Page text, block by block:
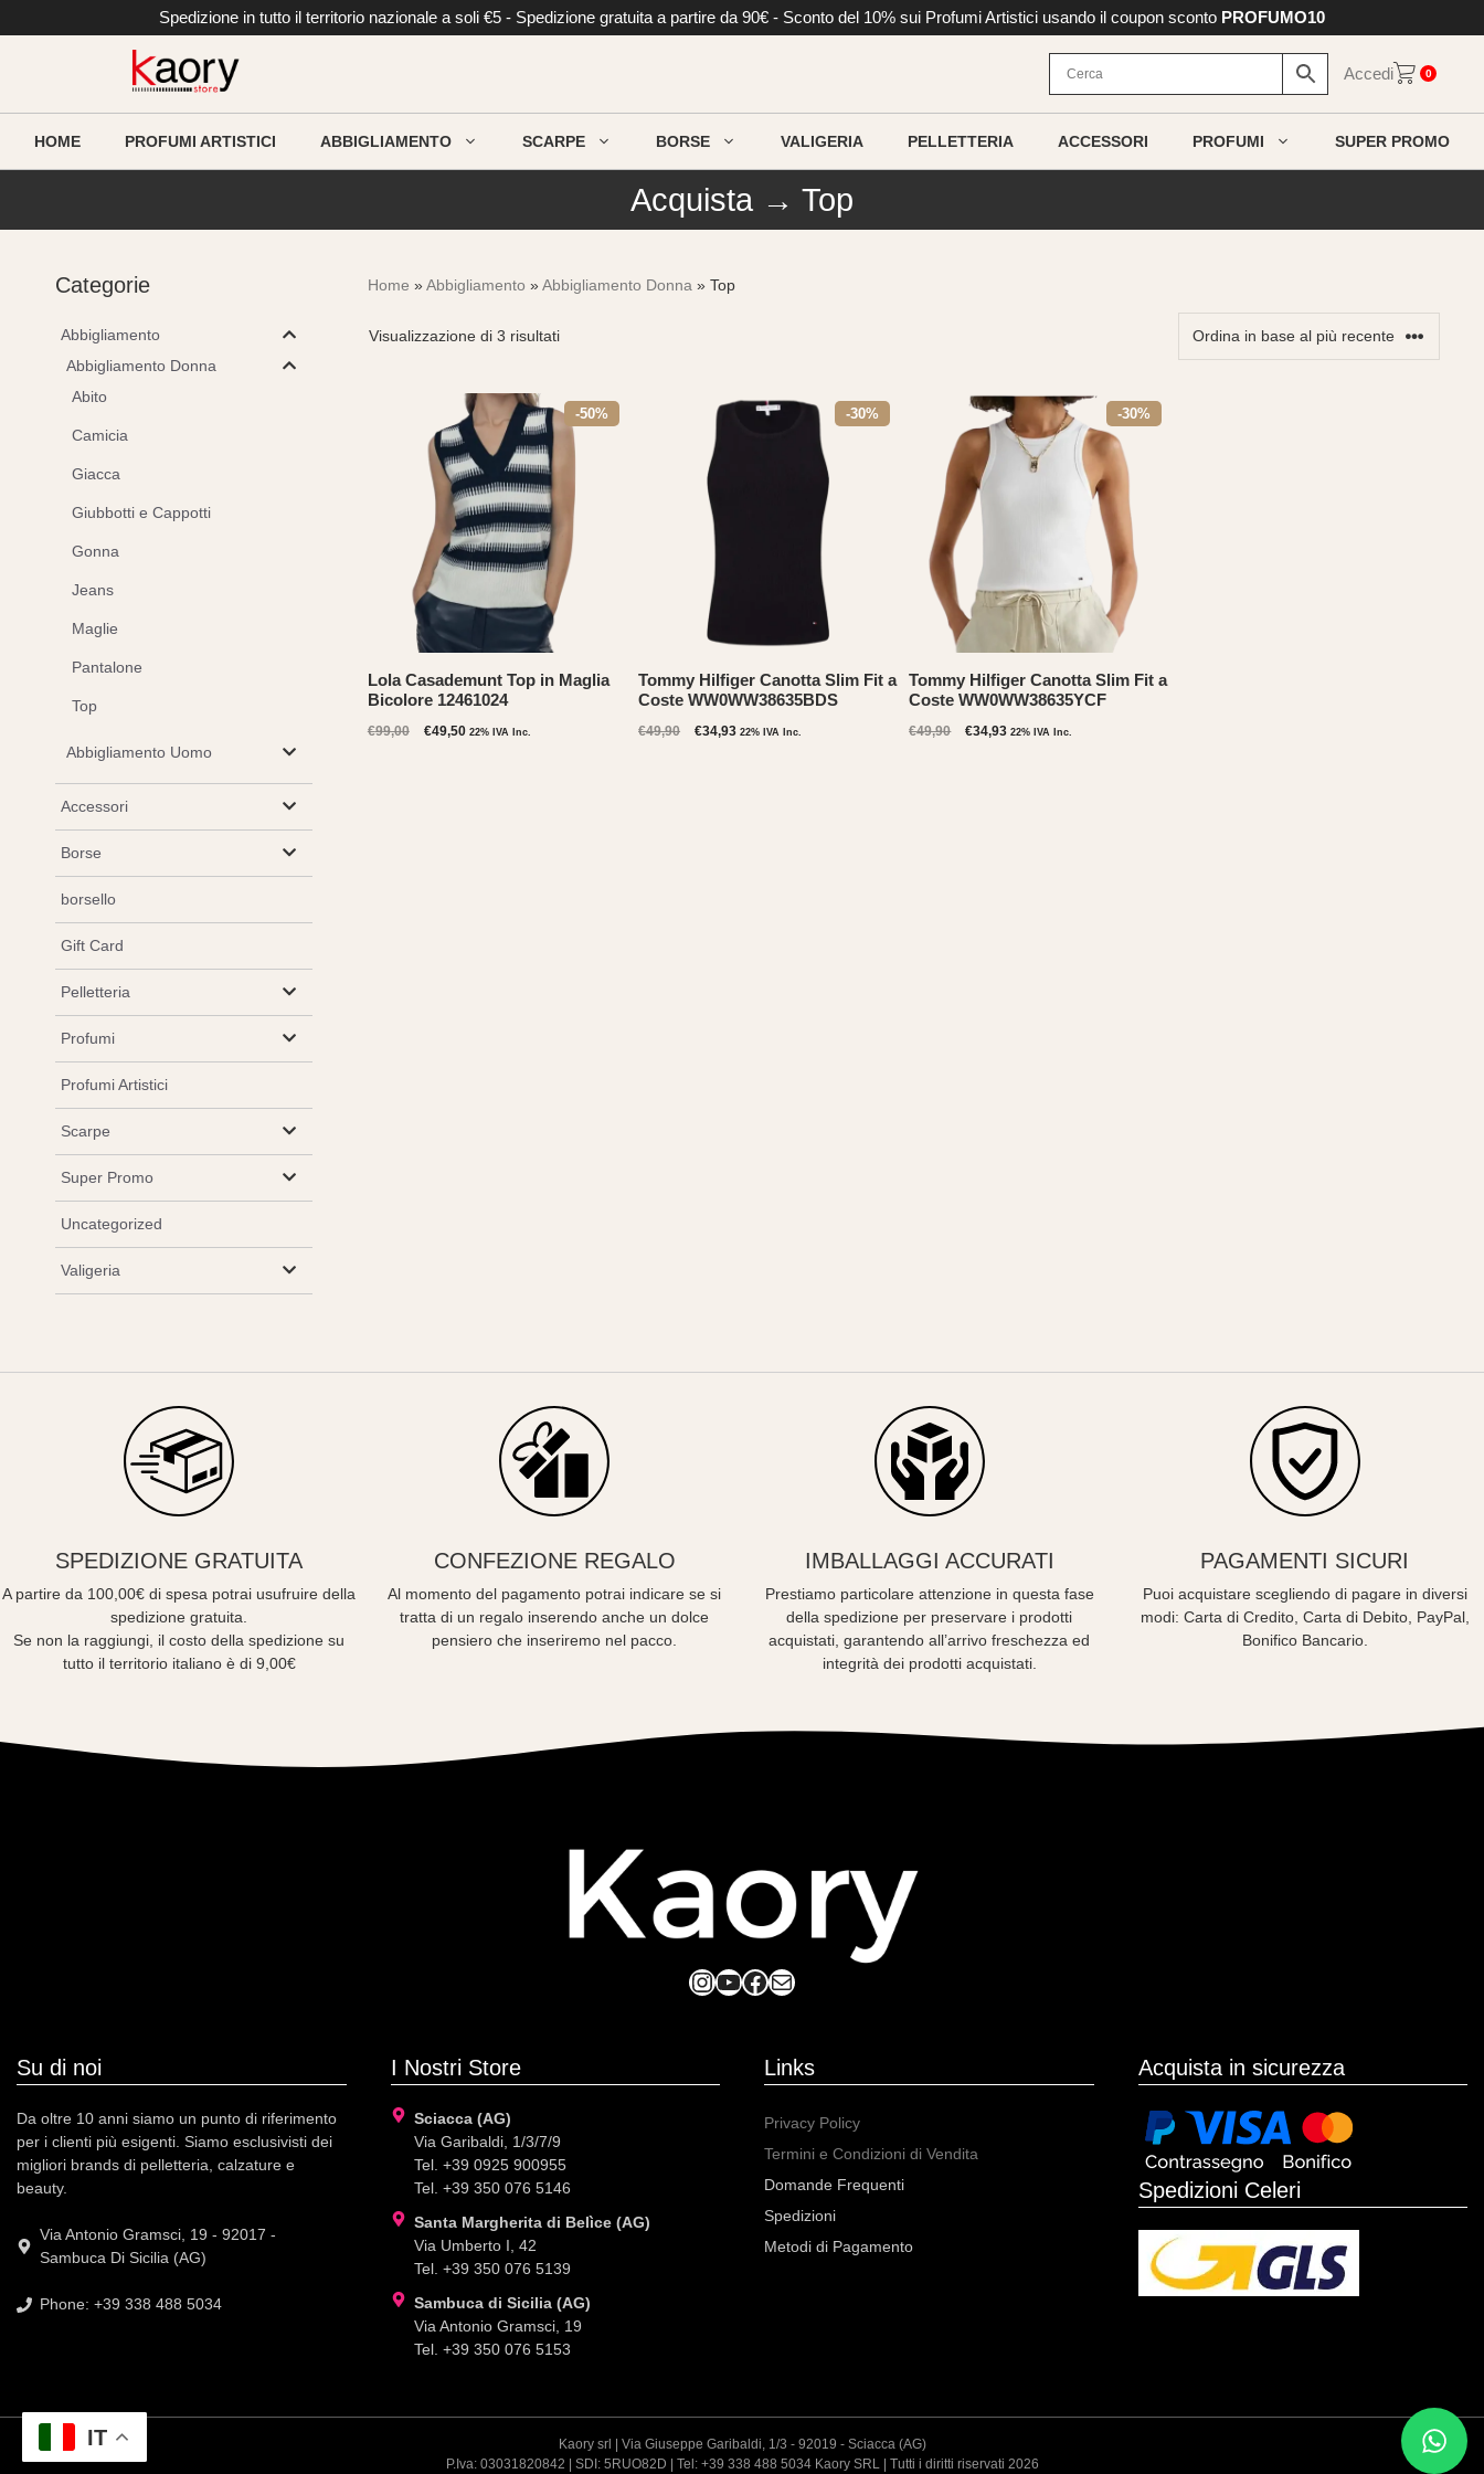
al
Spedizione in tutto il territorio nazionale a soli €5 - Spedizione gratuita a partire da 90€ - Sconto del 10% sui Profumi Artistici usando il coupon sconto PROFUMO10
Accedi 0
HOME PROFUMI ARTISTICI ABBIGLIAMENTO SCARPE BORSE VALIGERIA PELLETTERIA ACCESSORI PROFUMI SUPER PROMO
Acquista → Top
Home »Abbigliamento »Abbigliamento Donna » Top
Visualizzazione di 3 risultatiOrdina
al
più
recente
-50%
Lola Casademunt Top in Maglia
Bicolore 12461024
€99,00
Il
€49,50Il22% IVA Inc.
-30%
Tommy Hilfiger Canotta Slim Fit a
Coste WW0WW38635BDS
€49,90
Il
€34,93Il22% IVA Inc.
-30%
Tommy Hilfiger Canotta Slim Fit a
Coste WW0WW38635YCF
€49,90
Il
€34,93Il22% IVA Inc.
Categorie
Abbigliamento
Abbigliamento Donna
Abito
Camicia
Giacca
Giubbotti e Cappotti
Gonna
Jeans
Maglie
Pantalone
Top
Abbigliamento Uomo
Accessori
Borse
borsello
Gift Card
Pelletteria
Profumi
Profumi Artistici
Scarpe
Super Promo
Uncategorized
Valigeria
SPEDIZIONE GRATUITA
A partire da 100,00€ di spesa potrai usufruire della
spedizione gratuita.
Se non la raggiungi, il costo della spedizione su
tutto il territorio italiano è di 9,00€
CONFEZIONE REGALO
Al momento del pagamento potrai indicare se si
tratta di un regalo inserendo anche un dolce
pensiero che inseriremo nel pacco.
IMBALLAGGI ACCURATI
Prestiamo particolare attenzione in questa fase
della spedizione per preservare i prodotti
acquistati, garantendo all’arrivo freschezza ed
integrità dei prodotti acquistati.
PAGAMENTI SICURI
Puoi acquistare scegliendo di pagare in diversi
modi: Carta di Credito, Carta di Debito, PayPal,
Bonifico Bancario.
Instagram
YouTube
Facebook
Mail
Su di noi
Da oltre 10 anni siamo un punto di riferimento
per i clienti più esigenti. Siamo esclusivisti dei
migliori brands di pelletteria, calzature e
beauty.
Via Antonio Gramsci, 19 - 92017 -
Sambuca Di Sicilia (AG)
Phone: +39 338 488 5034
I Nostri Store
Sciacca (AG)
Via Garibaldi, 1/3/7/9
Tel. +39 0925 900955
Tel. +39 350 076 5146
Santa Margherita di Belìce (AG)
Via Umberto I, 42
Tel. +39 350 076 5139
Sambuca di Sicilia (AG)
Via Antonio Gramsci, 19
Tel. +39 350 076 5153
Links
Privacy Policy
Termini e Condizioni di Vendita
Domande Frequenti
Spedizioni
Metodi di Pagamento
Acquista in sicurezza
Spedizioni Celeri
Kaory srl | Via Giuseppe Garibaldi, 1/3 - 92019 - Sciacca (AG)
P.Iva: 03031820842 | SDI: 5RUO82D | Tel: +39 338 488 5034 Kaory SRL | Tutti i diritti riservati 2026
IT